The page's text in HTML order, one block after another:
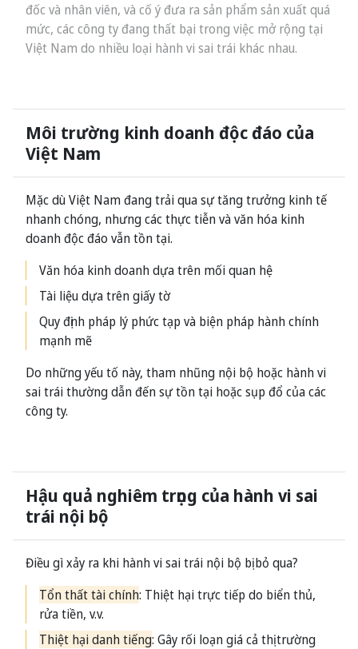
đốc và nhân viên, và cố ý đưa ra sản phẩm sản xuất quá
mức, các công ty đang thất bại trong việc mở rộng tại
Việt Nam do nhiều loại hành vi sai trái khác nhau.
Môi trường kinh doanh độc đáo của
Việt Nam
Mặc dù Việt Nam đang trải qua sự tăng trưởng kinh tế
nhanh chóng, nhưng các thực tiễn và văn hóa kinh
doanh độc đáo vẫn tồn tại.
Văn hóa kinh doanh dựa trên mối quan hệ
Tài liệu dựa trên giấy tờ
Quy định pháp lý phức tạp và biện pháp hành chính
mạnh mẽ
Do những yếu tố này, tham nhũng nội bộ hoặc hành vi
sai trái thường dẫn đến sự tồn tại hoặc sụp đổ của các
công ty.
Hậu quả nghiêm trọng của hành vi sai
trái nội bộ
Điều gì xảy ra khi hành vi sai trái nội bộ bị bỏ qua?
Tổn thất tài chính: Thiệt hại trực tiếp do biển thủ,
rửa tiền, v.v.
Thiệt hại danh tiếng: Gây rối loạn giá cả thị trường